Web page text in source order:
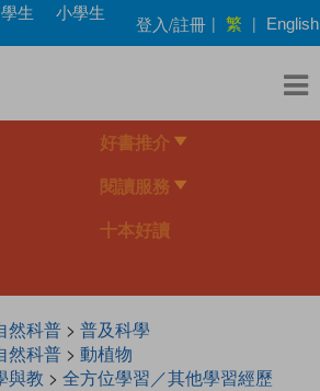
生
小學生
登入/註冊 | 繁 | English
好書推介
閱讀服務
十本好讀
然科普> 普及科學
然科普> 動植物
與教 > 全方位學習／其他學習經歷